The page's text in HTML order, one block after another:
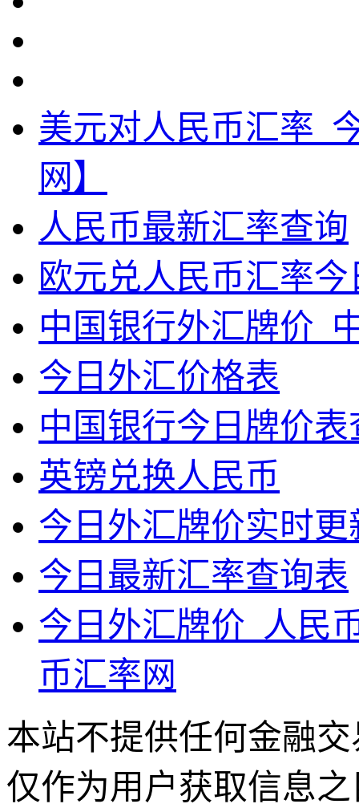
美元对人民币汇率_
网】
人民币最新汇率查询
欧元兑人民币汇率今
中国银行外汇牌价_
今日外汇价格表
中国银行今日牌价表
英镑兑换人民币
今日外汇牌价实时更
今日最新汇率查询表
今日外汇牌价_人民
币汇率网
本站不提供任何金融
仅作为用户获取信息